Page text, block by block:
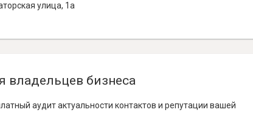
улица, 1а
владельцев бизнеса
аудит актуальности контактов и репутации вашей